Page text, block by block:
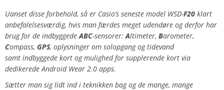
Uanset disse forbehold, så er Casio’s seneste model WSD-F20 klart
anbefalelsesværdig, hvis man færdes meget udendøre og derfor har
brug for de indbyggede ABC-sensorer: Altimeter, Barometer,
Compass, GPS, oplysninger om solopgang og tidevand
samt indbyggede kort og mulighed for supplerende kort via
dedikerede Android Wear 2.0 apps.
Sætter man sig lidt ind i teknikken bag og de mange, mange